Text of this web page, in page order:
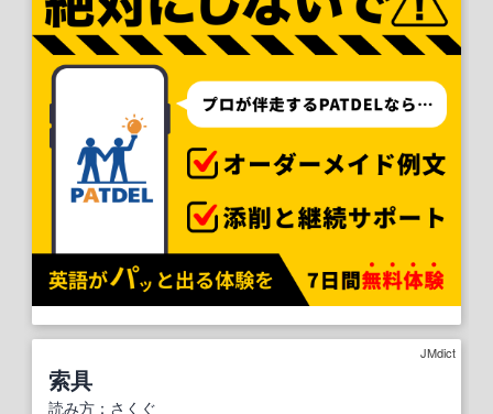
JMdict
索具
読み方 ： さくぐ